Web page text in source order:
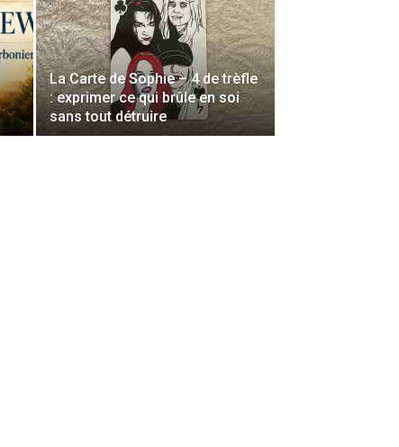
La Carte de Sophie – 4 de trèfle
: exprimer ce qui brûle en soi
sans tout détruire